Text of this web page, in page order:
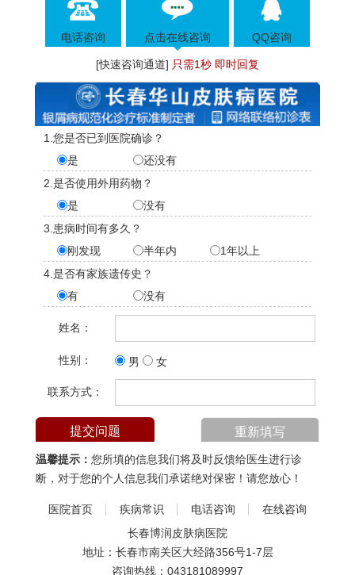
电话咨询 点击在线咨询 QQ咨询
[快速咨询通道] 只需1秒 即时回复
1.您是否已到医院确诊？
是
还没有
2.是否使用外用药物？
是
没有
3.患病时间有多久？
刚发现
半年内
1年以上
4.是否有家族遗传史？
有
没有
姓名：
性别： 男 女
联系方式：
温馨提示： 您所填的信息我们将及时反馈给医生进行诊
断，对于您的个人信息我们承诺绝对保密！请您放心！
医院首页 疾病常识 电话咨询
在线咨询
长春博润皮肤病医院
地址：长春市南关区大经路356号1-7层
咨询热线： 043181089997